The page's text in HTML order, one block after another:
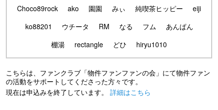
Choco89rock
ako 園園 みぃ 純喫茶ヒッピー
eiji
ko88201
ウチータ RM なる フム
あんぱん
棚湯
rectangle どひ hiryu1010
こちらは、ファンクラブ「物件ファンファンの会」にて物件ファン
の活動をサポートしてくださった方々です。
現在は申込みを終了しています。 詳細はこちら